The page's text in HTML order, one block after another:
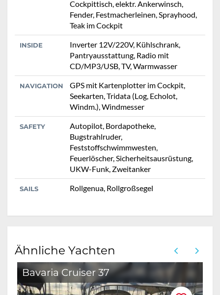
Cockpittisch, elektr. Ankerwinsch,
Fender, Festmacherleinen, Sprayhood,
Teak im Cockpit
INSIDE
Inverter 12V/220V, Kühlschrank,
Pantryausstattung, Radio mit
CD/MP3/USB, TV, Warmwasser
NAVIGATION
GPS mit Kartenplotter im Cockpit,
Seekarten, Tridata (Log, Echolot,
Windm.), Windmesser
SAFETY
Autopilot, Bordapotheke,
Bugstrahlruder,
Feststoffschwimmwesten,
Feuerlöscher, Sicherheitsausrüstung,
UKW-Funk, Zweitanker
SAILS Rollgenua, Rollgroßsegel
Ähnliche Yachten
Bavaria Cruiser 37